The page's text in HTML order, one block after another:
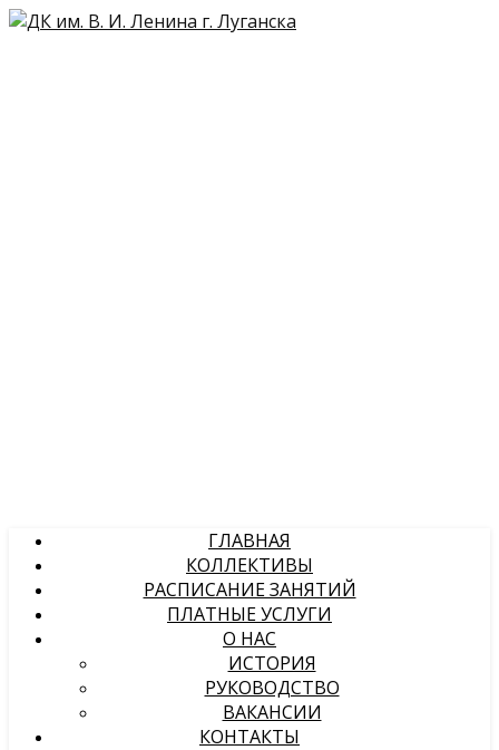
ГЛАВНАЯ
КОЛЛЕКТИВЫ
РАСПИСАНИЕ ЗАНЯТИЙ
ПЛАТНЫЕ УСЛУГИ
О НАС
ИСТОРИЯ
РУКОВОДСТВО
ВАКАНСИИ
КОНТАКТЫ